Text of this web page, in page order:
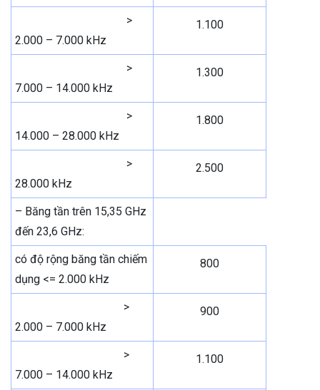
>
2.000 – 7.000 kHz
1.100
>
7.000 – 14.000 kHz
1.300
>
14.000 – 28.000 kHz
1.800
>
28.000 kHz
2.500
– Băng tần trên 15,35 GHz
đến 23,6 GHz:
có độ rộng băng tần chiếm
dụng <= 2.000 kHz
800
>
2.000 – 7.000 kHz
900
>
7.000 – 14.000 kHz
1.100